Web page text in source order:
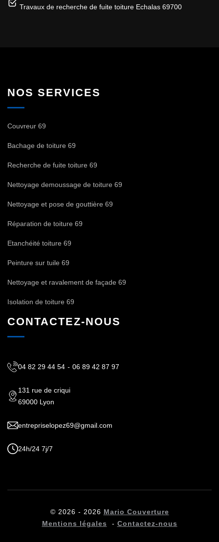
Travaux de recherche de fuite toiture Echalas 69700
NOS SERVICES
Couvreur 69
Bachage de toiture 69
Recherche de fuite toiture 69
Nettoyage demoussage de toiture 69
Nettoyage et pose de gouttière 69
Réparation de toiture 69
Etanchéité toiture 69
Peinture sur tuile 69
Nettoyage et ravalement de façade 69
Isolation de toiture 69
CONTACTEZ-NOUS
04 82 29 44 54 - 06 89 42 87 97
131 rue de criqui
69000 Lyon
entrepriselopez69@gmail.com
24h/24 7j/7
© 2026 - 2026 Mario Couverture
Mentions légales - Contactez-nous